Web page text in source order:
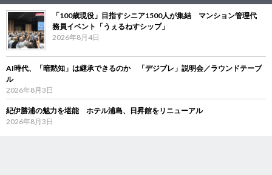
「100歳現役」目指すシニア1500人が集結 マンション管理代
務員イベント「うぇるねすシップ」
2026年8月4日
AI時代、「暗黙知」は継承できるのか 「デジブレ」説明会／ラウンドテーブ
ル
2026年8月3日
紀伊勝浦の魅力を堪能 ホテル浦島、日昇館をリニューアル
2026年8月3日